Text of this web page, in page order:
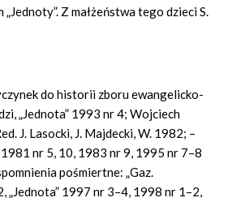
Z małżeństwa tego dzieci S.
do historii zboru ewangelicko-
„Jednota” 1993 nr 4; Wojciech
J. Lasocki, J. Majdecki, W. 1982; –
1981 nr 5, 10, 1983 nr 9, 1995 nr 7–8
pośmiertne: „Gaz.
„Jednota” 1997 nr 3–4, 1998 nr 1–2,